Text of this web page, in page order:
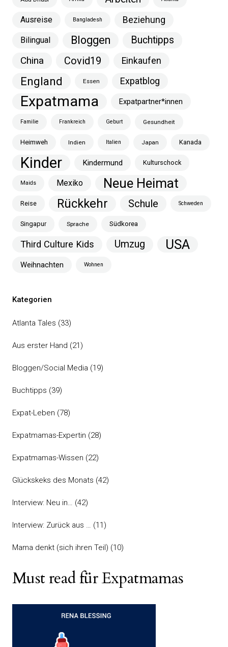
Ausreise Bangladesh Beziehung
Bilingual Bloggen
Buchtipps
China
Covid19 Einkaufen
England Essen Expatblog
Expatmama Expatpartner*innen
Familie Frankreich Geburt Gesundheit
Heimweh Indien Italien Japan Kanada
Kinder Kindermund Kulturschock
Maids Mexiko Neue Heimat
Reise Rückkehr Schule Schweden
Singapur Sprache Südkorea
Third Culture Kids Umzug USA
Weihnachten Wohnen
Kategorien
Atlanta Tales (33)
Aus erster Hand (21)
Bloggen/Social Media (19)
Buchtipps (39)
Expat-Leben (78)
Expatmamas-Expertin (28)
Expatmamas-Wissen (22)
Glückskeks des Monats (42)
Interview: Neu in… (42)
Interview: Zurück aus … (11)
Mama denkt (sich ihren Teil) (10)
Must read für Expatmamas